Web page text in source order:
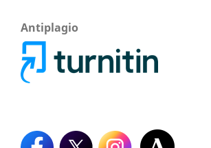
Antiplagio